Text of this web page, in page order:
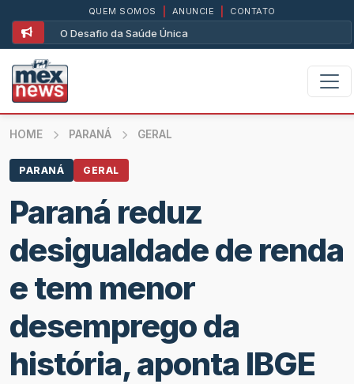
O Desafio da Saúde Única
QUEM SOMOS ANUNCIE CONTATO
HOME PARANÁ GERAL
PARANÁ GERAL
Paraná reduz
desigualdade de renda
e tem menor
desemprego da
história, aponta IBGE